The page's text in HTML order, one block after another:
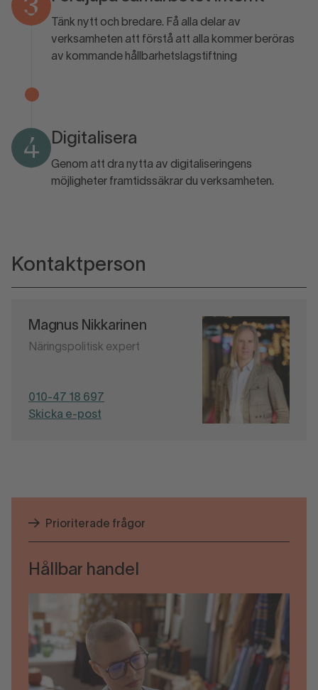
3
Tänk nytt och bredare. Få alla delar av
verksamheten att förstå att alla kommer beröras
av kommande hållbarhetslagstiftning
4 Digitalisera
Genom att dra nytta av digitaliseringens
möjligheter framtidssäkrar du verksamheten.
Kontaktperson
Magnus Nikkarinen
Näringspolitisk expert
010-47 18 697
Skicka e-post
Prioriterade frågor
Hållbar handel